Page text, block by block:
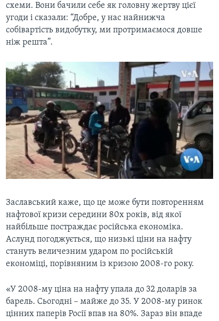
схеми. Вони бачили себе як головну жертву цієї
угоди і сказали: “Добре, у нас найнижча
собівартість видобутку, ми протримаємося довше
ніж решта”.
Заславський каже, що це може бути повторенням
нафтової кризи середини 80х років, від якої
найбільше постраждає російська економіка.
Аслунд погоджується, що низькі ціни на нафту
стануть величезним ударом по російській
економіці, порівняним із кризою 2008-го року.
«У 2008-му ціна на нафту упала до 32 доларів за
барель. Сьогодні – майже до 35. У 2008-му ринок
цінних паперів Росії впав на 80%. Зараз він впаде